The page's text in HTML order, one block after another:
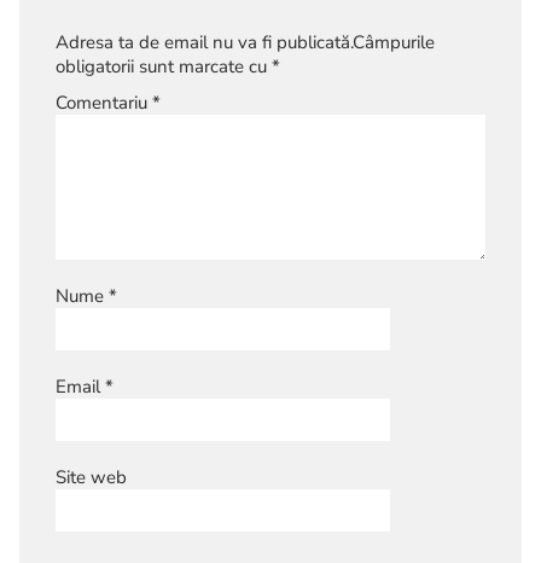
Adresa ta de email nu va fi publicată.Câmpurile
obligatorii sunt marcate cu *
Comentariu *
Nume *
Email*
Site web